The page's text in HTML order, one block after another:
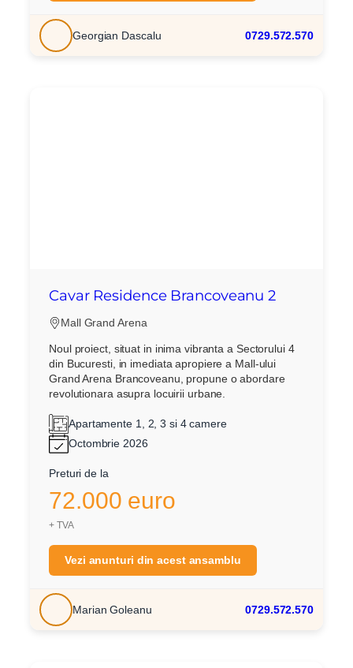
Georgian Dascalu 0729.572.570
Cavar Residence Brancoveanu 2
Mall Grand Arena
Noul proiect, situat in inima vibranta a Sectorului 4
din Bucuresti, in imediata apropiere a Mall-ului
Grand Arena Brancoveanu, propune o abordare
revolutionara asupra locuirii urbane.
Apartamente 1, 2, 3 si 4 camere
Octombrie 2026
Preturi de la
72.000 euro
+ TVA
Vezi anunturi din acest ansamblu
Marian Goleanu 0729.572.570